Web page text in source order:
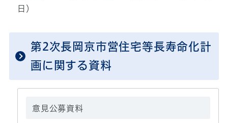
日）
第2次長岡京市営住宅等長寿命化計
画に関する資料
意見公募資料